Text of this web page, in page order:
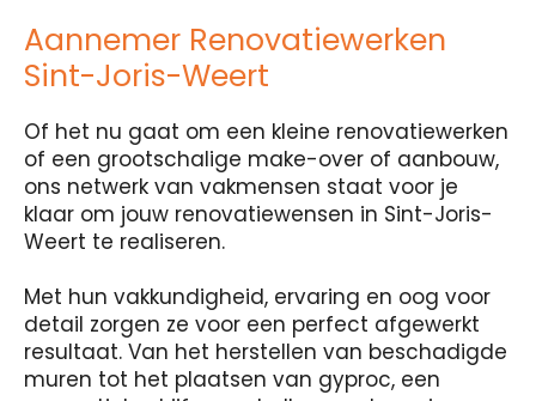
Aannemer Renovatiewerken
Sint-Joris-Weert
Of het nu gaat om een kleine renovatiewerken
of een grootschalige make-over of aanbouw,
ons netwerk van vakmensen staat voor je
klaar om jouw renovatiewensen in Sint-Joris-
Weert te realiseren.
Met hun vakkundigheid, ervaring en oog voor
detail zorgen ze voor een perfect afgewerkt
resultaat. Van het herstellen van beschadigde
muren tot het plaatsen van gyproc, een